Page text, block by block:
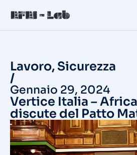
Lavoro, Sicurezza
/
Gennaio 29, 2024
Vertice Italia –
discute del Patto